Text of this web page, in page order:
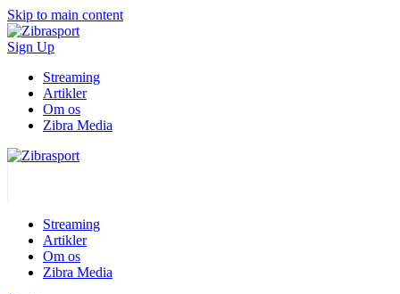
Skip to main content
Sign Up
Streaming
Artikler
Om os
Zibra Media
Streaming
Artikler
Om os
Zibra Media